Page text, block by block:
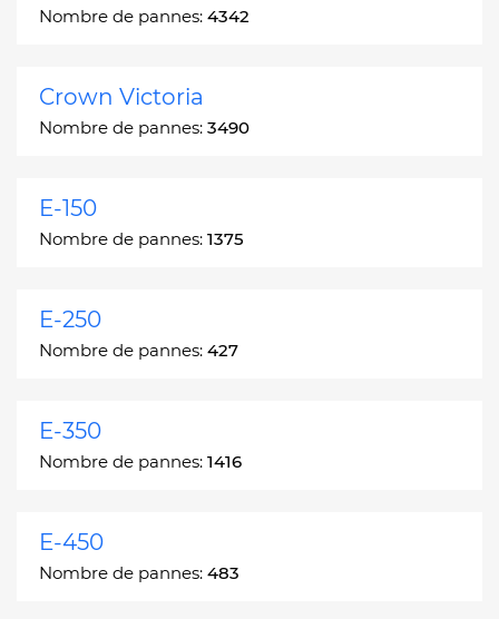
Nombre de pannes: 4342
Crown Victoria
Nombre de pannes: 3490
E-150
Nombre de pannes: 1375
E-250
Nombre de pannes: 427
E-350
Nombre de pannes: 1416
E-450
Nombre de pannes: 483